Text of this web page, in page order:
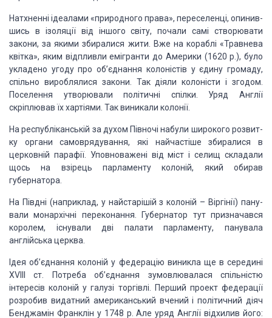
Натхненні ідеалами «природного права», переселенці, опинив­
шись в ізоляції від іншого світу, почали самі створювати
закони, за якими збиралися жити. Вже на кораблі «Травнева
квітка», яким відпливли емігранти до Америки (1620 р.), було
укладено угоду про об’єднання колоністів у єдину громаду,
спільно вироблялися закони.
Так діяли колоністи і згодом.
Поселення утворювали політичні спілки. Уряд Англії
скріплював їх хартіями. Так виникали колонії.
На республіканській за духом Півночі набули широкого розвит­
ку органи самоврядування, які найчастіше збиралися в
церковній парафії. Уповноважені від міст і селищ складали
щось на взірець парламенту колоній, який обирав
губернатора.
На Півдні (наприклад, у найстарішій з колоній – Віргінії) пану­
вали монархічні переконання. Губернатор тут призначався
коро­лем, існували дві палати парламенту, панувала
англійська церква.
Ідея об’єднання колоній у федерацію виникла ще в середині
XVIII ст. Потреба об’єднання зумовлювалася спільністю
інтересів колоній у галузі торгівлі. Перший проект федерації
розробив видатний американський вче­ний і політичний діяч
Бенджамін Франклін у 1748 р. Але уряд Анг­лії відхилив його: